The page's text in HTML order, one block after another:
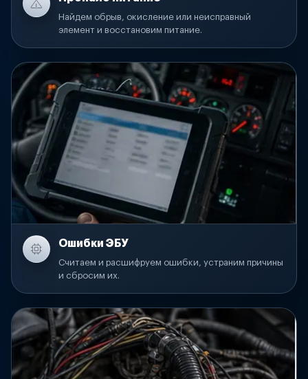
Найдем обрыв, окисление или неисправный
элемент и восстановим питание.
Ошибки ЭБУ
Считаем и расшифруем ошибки, устраним причины
и сбросим их.